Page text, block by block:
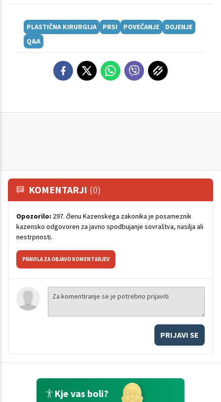
PLASTIČNA KIRURGIJA PRSI POVEČANJE
DOJENJE
Q&A
KOMENTARJI (0)
Opozorilo: 297. členu Kazenskega zakonika je posameznik
kazensko odgovoren za javno spodbujanje sovraštva, nasilja ali
nestrpnosti.
PRAVILA ZA OBJAVO KOMENTARJEV
PRIJAVI SE
Kje vas boli?